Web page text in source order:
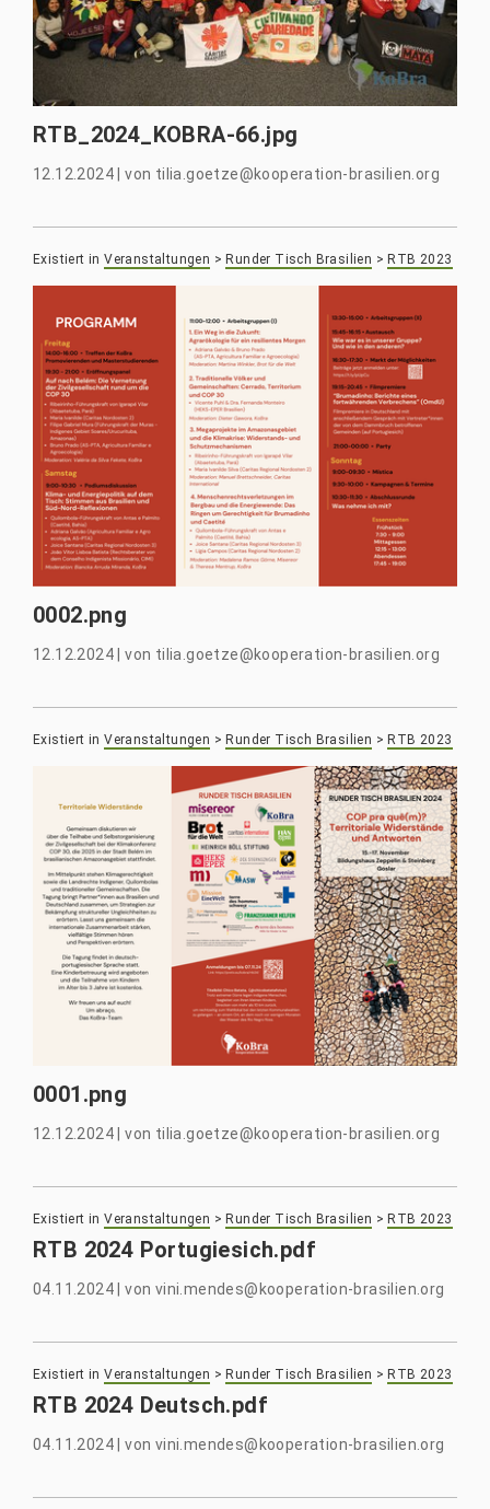
RTB_2024_KOBRA-66.jpg
12.12.2024 |von tilia.goetze@kooperation-brasilien.org
Existiert in Veranstaltungen > Runder Tisch Brasilien > RTB 2023
0002.png
12.12.2024 |von tilia.goetze@kooperation-brasilien.org
Existiert in Veranstaltungen > Runder Tisch Brasilien > RTB 2023
0001.png
12.12.2024 |von tilia.goetze@kooperation-brasilien.org
Existiert in Veranstaltungen > Runder Tisch Brasilien > RTB 2023
RTB 2024 Portugiesich.pdf
04.11.2024 |von vini.mendes@kooperation-brasilien.org
Existiert in Veranstaltungen > Runder Tisch Brasilien > RTB 2023
RTB 2024 Deutsch.pdf
04.11.2024 |von vini.mendes@kooperation-brasilien.org